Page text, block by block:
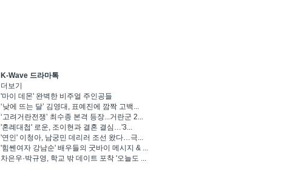
K-Wave 드라마톡
더보기
'마이 데몬' 완벽한 비주얼 주인공들
‘낮에 뜨는 달’ 김영대, 표예진에 깜짝 고백...
‘고려거란전쟁’ 최수종 본격 등장...거란군 2...
'혼례대첩' 로운, 조이현과 결혼 결심…'3...
'연인' 이청아, 남궁민 데리러 조선 왔다…극...
'힘쎈여자 강남순' 배우들의 굿바이 메시지 & ...
차은우·박규영, 학교 밖 데이트 포착 '오늘도 ...